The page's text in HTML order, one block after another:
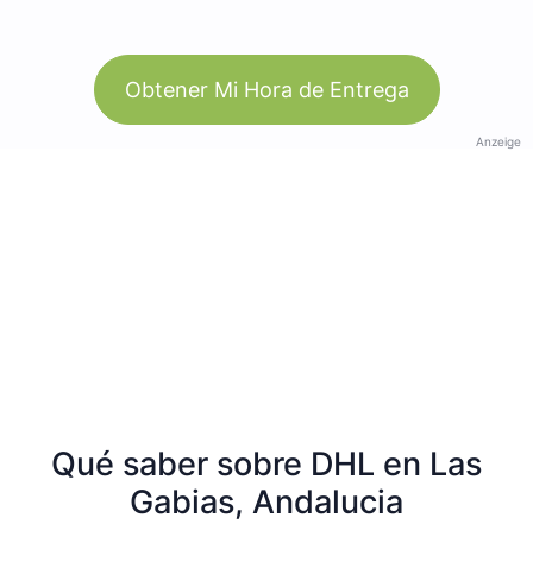
Obtener Mi Hora de Entrega
Anzeige
Qué saber sobre DHL en Las
Gabias, Andalucia